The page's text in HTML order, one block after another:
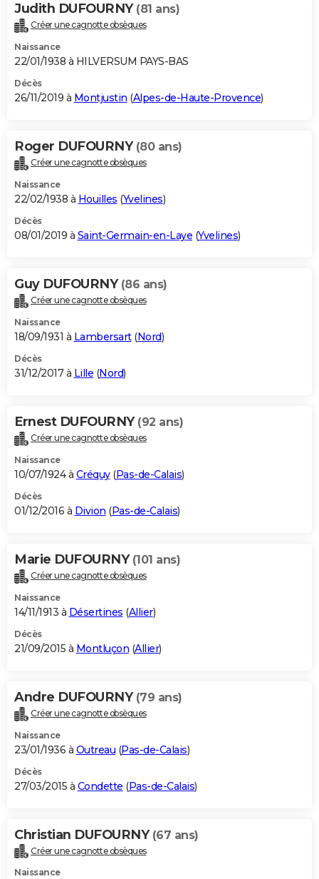
Judith DUFOURNY (81 ans)
Créer une cagnotte obsèques
Naissance
22/01/1938 à HILVERSUM PAYS-BAS
Décès
26/11/2019 à Montjustin (Alpes-de-Haute-Provence)
Roger DUFOURNY (80 ans)
Créer une cagnotte obsèques
Naissance
22/02/1938 à Houilles (Yvelines)
Décès
08/01/2019 à Saint-Germain-en-Laye (Yvelines)
Guy DUFOURNY (86 ans)
Créer une cagnotte obsèques
Naissance
18/09/1931 à Lambersart(Nord)
Décès
31/12/2017 à Lille (Nord)
Ernest DUFOURNY (92 ans)
Créer une cagnotte obsèques
Naissance
10/07/1924 à Créquy(Pas-de-Calais)
Décès
01/12/2016 à Divion (Pas-de-Calais)
Marie DUFOURNY (101 ans)
Créer une cagnotte obsèques
Naissance
14/11/1913 à Désertines (Allier)
Décès
21/09/2015 à Montluçon (Allier)
Andre DUFOURNY (79 ans)
Créer une cagnotte obsèques
Naissance
23/01/1936 à Outreau (Pas-de-Calais)
Décès
27/03/2015 à Condette (Pas-de-Calais)
Christian DUFOURNY (67 ans)
Créer une cagnotte obsèques
Naissance